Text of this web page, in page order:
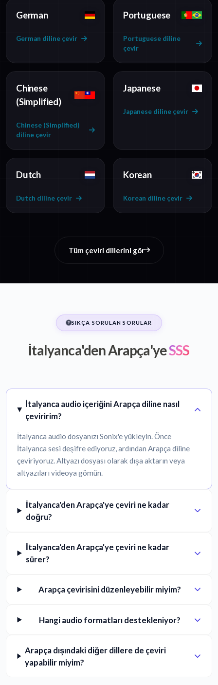
German
German diline çevir
Portuguese
Portuguese diline
çevir
Chinese
(Simplified)
Chinese (Simplified)
diline çevir
Japanese
Japanese diline çevir
Dutch
Dutch diline çevir
Korean
Korean diline çevir
Tüm çeviri dillerini gör
SIKÇA SORULAN SORULAR
İtalyanca'den Arapça'yeSSS
İtalyanca audio içeriğini Arapça diline nasıl
çeviririm?
İtalyanca audio dosyanızı Sonix'e yükleyin. Önce
İtalyanca sesi deşifre ediyoruz, ardından Arapça diline
çeviriyoruz. Altyazı dosyası olarak dışa aktarın veya
altyazıları videoya gömün.
İtalyanca'den Arapça'ye çeviri ne kadar
doğru?
İtalyanca'den Arapça'ye çeviri ne kadar
sürer?
Arapça çevirisini düzenleyebilir miyim?
Hangi audio formatları destekleniyor?
Arapça dışındaki diğer dillere de çeviri
yapabilir miyim?